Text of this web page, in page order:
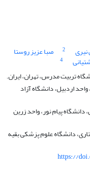
2 صبا عزیز روستا
4
تربیت مدرس، تهران، ایران.
اردبیل، دانشگاه آزاد
پیام نور، واحد زرین
دانشگاه علوم پزشکی بقیه
https://